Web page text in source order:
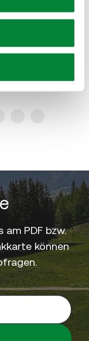
am PDF bzw.
können